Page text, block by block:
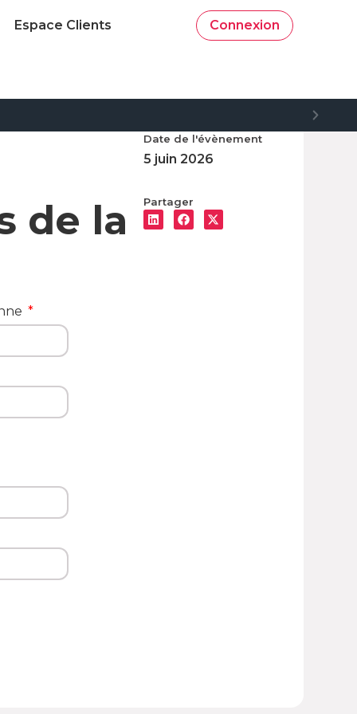
Espace Clients Connexion
de la
Date de l'évènement
5 juin 2026
Partager